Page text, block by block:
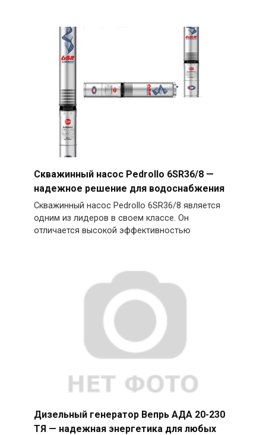
Скважинный насос Pedrollo 6SR36/8 —
надежное решение для водоснабжения
Скважинный насос Pedrollo 6SR36/8 является
одним из лидеров в своем классе. Он
отличается высокой эффективностью
Дизельный генератор Вепрь АДА 20-230
ТЯ — надежная энергетика для любых